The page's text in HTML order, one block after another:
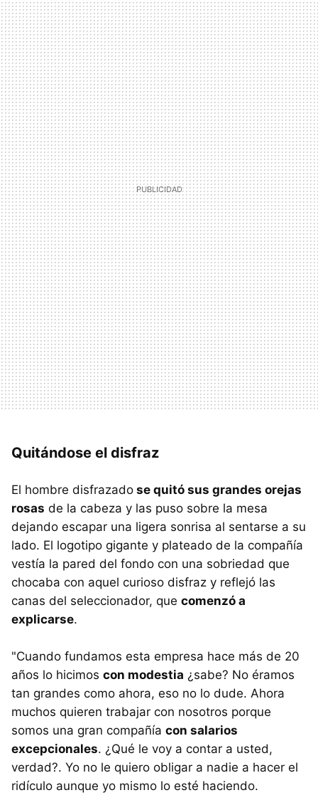
Quitándose el disfraz
El hombre disfrazado se quitó sus grandes orejas
rosas de la cabeza y las puso sobre la mesa
dejando escapar una ligera sonrisa al sentarse a su
lado. El logotipo gigante y plateado de la compañía
vestía la pared del fondo con una sobriedad que
chocaba con aquel curioso disfraz y reflejó las
canas del seleccionador, que comenzó a
explicarse.
"Cuando fundamos esta empresa hace más de 20
años lo hicimos con modestia ¿sabe? No éramos
tan grandes como ahora, eso no lo dude. Ahora
muchos quieren trabajar con nosotros porque
somos una gran compañía con salarios
excepcionales. ¿Qué le voy a contar a usted,
verdad?. Yo no le quiero obligar a nadie a hacer el
ridículo aunque yo mismo lo esté haciendo.